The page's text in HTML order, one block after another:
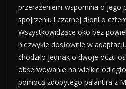
przerażeniem wspomina o jego
spojrzeniu i czarnej dłoni o
Wszystkowidzące oko bez
niezwykle dosłownie w
chodziło jednak o dwoje oczu
obserwowanie na wielkie
pomocą zdobytego palantira z